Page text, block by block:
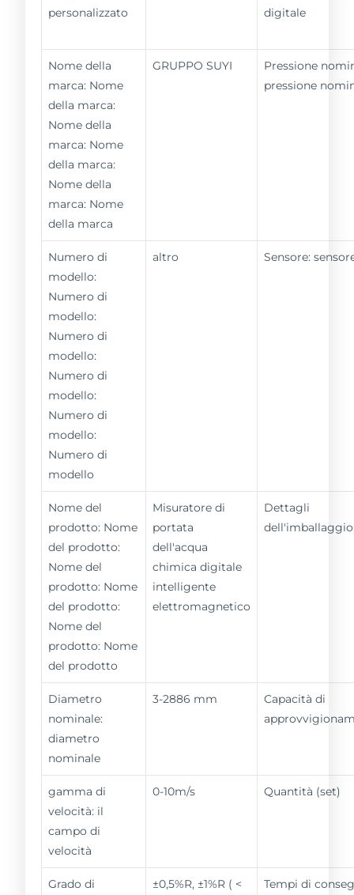
personalizzato
digitale
Nome della
marca: Nome
della marca:
Nome della
marca: Nome
della marca:
Nome della
marca: Nome
della marca
GRUPPO SUYI
Pressione
pressione
Numero di
modello:
Numero di
modello:
Numero di
modello:
Numero di
modello:
Numero di
modello:
Numero di
modello
altro Sensore:
Nome del
prodotto: Nome
del prodotto:
Nome del
prodotto: Nome
del prodotto:
Nome del
prodotto: Nome
del prodotto
Misuratore di
portata
dell'acqua
chimica digitale
intelligente
elettromagnetico
Dettagli
Diametro
nominale:
diametro
nominale
3-2886 mm
Capacità di
gamma di
velocità: il
campo di
velocità
0-10m/s Quantità (set)
Grado di ±0,5%R, ±1%R ( < Tempi di